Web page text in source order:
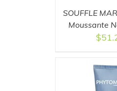
SOUFFLE
Moussante
$